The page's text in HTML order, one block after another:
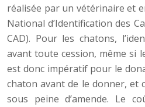
réalisée par un vétérinaire et
National d’Identification des
CAD). Pour les chatons,
avant toute cession, même si
est donc impératif pour le
chaton avant de le donner, et
sous peine d’amende. Le